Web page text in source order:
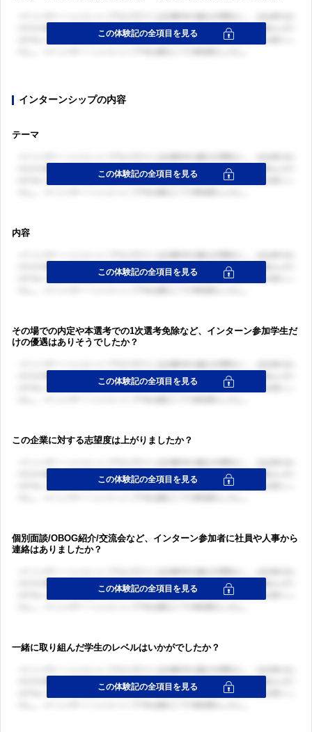
インターンシップの内容
テーマ
内容
その場での内定や本選考での1次選考免除など、インターン参加学生だ
けの優遇はありそうでしたか？
この企業に対する志望度は上がりましたか？
個別面談/OBOG紹介/交流会など、インターン参加者に社員や人事から
連絡はありましたか？
一緒に取り組んだ学生のレベルはいかがでしたか？